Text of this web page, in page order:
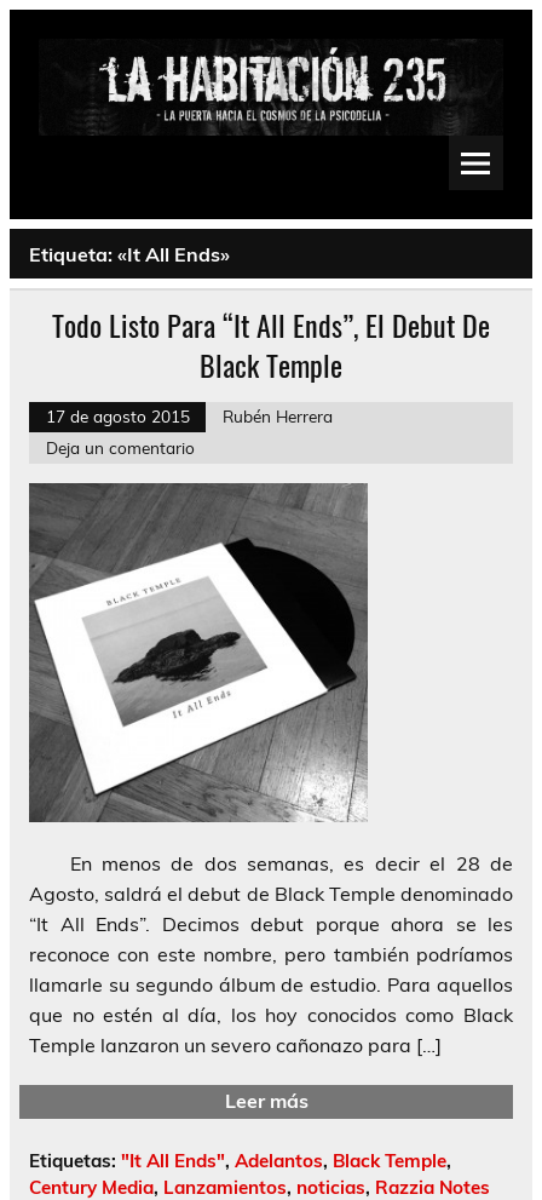
Saltar
Psychedelic, Stoner, Doom, Sludge, Fuzz, Space, Drone
Etiqueta: «It All Ends»
Todo Listo Para “It All Ends”, El Debut De
Black Temple
17 de agosto 2015
Rubén Herrera
Deja un comentario
En menos de dos semanas, es decir el 28 de
Agosto, saldrá el debut de Black Temple denominado
“It All Ends”. Decimos debut porque ahora se les
reconoce con este nombre, pero también podríamos
llamarle su segundo álbum de estudio. Para aquellos
que no estén al día, los hoy conocidos como Black
Temple lanzaron un severo cañonazo para […]
Leer más
Etiquetas: "It All Ends", Adelantos, Black Temple,
Century Media, Lanzamientos, noticias, Razzia Notes